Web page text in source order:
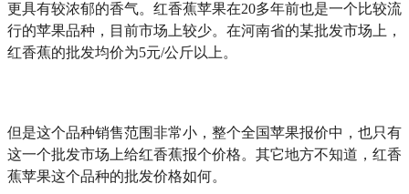
更具有较浓郁的香气。红香蕉苹果在20多年前也是一个比较流
行的苹果品种，目前市场上较少。在河南省的某批发市场上，
红香蕉的批发均价为5元/公斤以上。
但是这个品种销售范围非常小，整个全国苹果报价中，也只有
这一个批发市场上给红香蕉报个价格。其它地方不知道，红香
蕉苹果这个品种的批发价格如何。